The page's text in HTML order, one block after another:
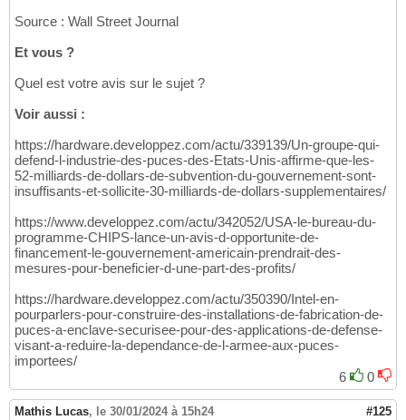
Source : Wall Street Journal
Et vous ?
Quel est votre avis sur le sujet ?
Voir aussi :
https://hardware.developpez.com/actu/339139/Un-groupe-qui-
defend-l-industrie-des-puces-des-Etats-Unis-affirme-que-les-
52-milliards-de-dollars-de-subvention-du-gouvernement-sont-
insuffisants-et-sollicite-30-milliards-de-dollars-supplementaires/
https://www.developpez.com/actu/342052/USA-le-bureau-du-
programme-CHIPS-lance-un-avis-d-opportunite-de-
financement-le-gouvernement-americain-prendrait-des-
mesures-pour-beneficier-d-une-part-des-profits/
https://hardware.developpez.com/actu/350390/Intel-en-
pourparlers-pour-construire-des-installations-de-fabrication-de-
puces-a-enclave-securisee-pour-des-applications-de-defense-
visant-a-reduire-la-dependance-de-l-armee-aux-puces-
importees/
6
0
Mathis Lucas, le 30/01/2024 à 15h24 #125